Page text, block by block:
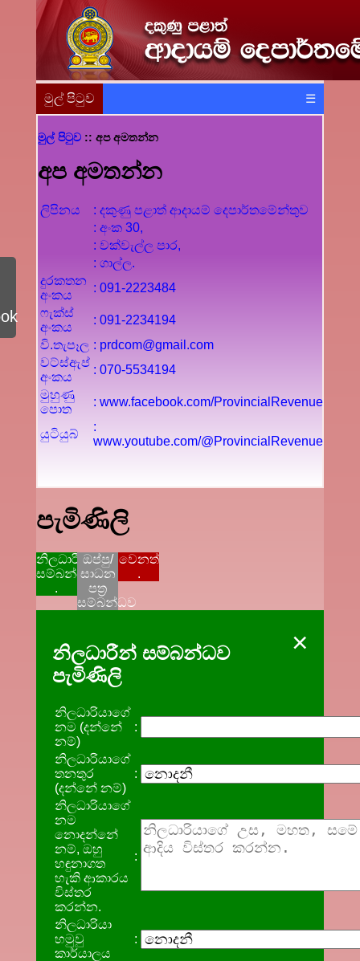
මුල් පිටුව ☰
මුල් පිටුව :: අප අමතන්න
අප අමතන්න
ලිපිනය
: දකුණු පළාත් ආදායම් දෙපාර්තමේන්තුව
: අංක 30,
: වක්වැල්ල පාර,
: ගාල්ල.
දුරකතන
අංකය
: 091-2223484
ෆැක්ස්
අංකය
: 091-2234194
වි.තැපෑල : prdcom@gmail.com
වට්ස්ඇප්
අංකය
: 070-5534194
මුහුණු
පොත
: www.facebook.com/ProvincialRevenue
යුටියුබ්
:
www.youtube.com/@ProvincialRevenue
පැමිණිලි
නිලධාරීන්
සම්බන්ධව
.
ඔප්පු/
සාධන
පත්‍ර
සම්බන්ධව
වෙනත්
.
×
නිලධාරීන් සම්බන්ධව
පැමිණිලි
නිලධාරියාගේ
නම (දන්නේ
නම්)
:
නිලධාරියාගේ
තනතුර
(දන්නේ නම්)
:
නිලධාරියාගේ
නම
නොදන්නේ
නම්, ඔහු
හඳුනාගත
හැකි ආකාරය
විස්තර
කරන්න.
:
නිලධාරියා
හමුවු
කාර්යාලය
: